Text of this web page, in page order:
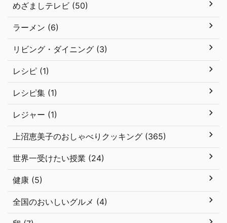
めざましテレビ (50)
ラーメン (6)
リビング・ダイニング (3)
レシピ (1)
レシピ集 (1)
レジャー (1)
上沼恵美子のおしゃべりクッキング (365)
世界一受けたい授業 (24)
健康 (5)
全国のおいしいグルメ (4)